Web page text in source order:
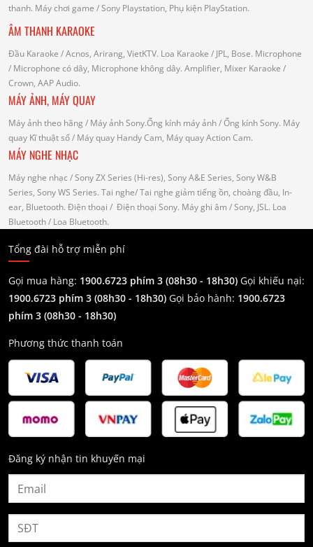
thanh. Máy chơi game / Sony Playstation, Phụ kiện PlayStation.
ÂM THANH KARAOKE
Đầu Karaoke / Acnos, Arirang, VietKTV. Loa Karaoke / JPL, Bose. Microphone
/ Microphone có dây, Microphone không dây. Amplifier, Mixer Karaoke /
Crown, AAP Audio.
MÁY ẢNH, MÁY QUAY
Máy ảnh theo hãng / Máy ảnh Sony.Ống kính máy ảnh / Ống kính Sony. Máy
quay Kĩ thuật số/ Máy quay Handy Cam, Máy quay Action Cam.
MÁY NGHE NHẠC
Máy nghe nhạc / Sony ZX Series (Hi-res), Sony A&E Series, Sony W&B
Series, Sony WS Series. Tai nghe/ Tai nghe giảm tiếng ồn, choàng đầu, In-
ear, Bluetooth. Điện thoại / Điện thoại Sony. Máy ghi âm / Sony, JSL. Loa
Bluetooth/ Loa Bluetooth.
Tổng đài hỗ trợ miễn phí
Gọi mua hàng: 1900.6723 phím 3 (08h30 - 18h30) Gọi khiếu nại:
1900.6723 phím 3 (08h30 - 18h30) Gọi bảo hành: 1900.6723
phím 3 (08h30 - 18h30)
Phương thức thanh toán
Đăng ký nhận tin khuyến mại